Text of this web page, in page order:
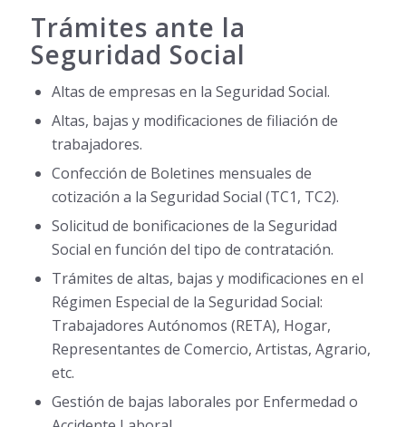
Trámites ante la
Seguridad Social
Altas de empresas en la Seguridad Social.
Altas, bajas y modificaciones de filiación de
trabajadores.
Confección de Boletines mensuales de
cotización a la Seguridad Social (TC1, TC2).
Solicitud de bonificaciones de la Seguridad
Social en función del tipo de contratación.
Trámites de altas, bajas y modificaciones en el
Régimen Especial de la Seguridad Social:
Trabajadores Autónomos (RETA), Hogar,
Representantes de Comercio, Artistas, Agrario,
etc.
Gestión de bajas laborales por Enfermedad o